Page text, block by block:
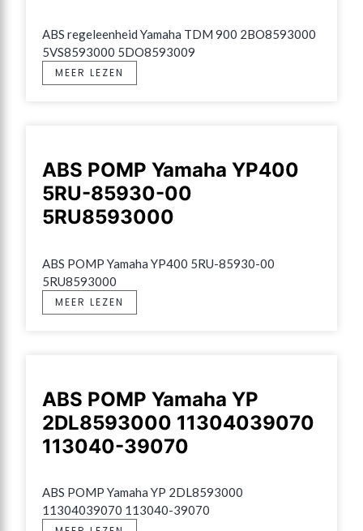
ABS regeleenheid Yamaha TDM 900 2BO8593000
5VS8593000 5DO8593009
MEER LEZEN
ABS POMP Yamaha YP400
5RU-85930-00
5RU8593000
ABS POMP Yamaha YP400 5RU-85930-00
5RU8593000
MEER LEZEN
ABS POMP Yamaha YP
2DL8593000 11304039070
113040-39070
ABS POMP Yamaha YP 2DL8593000
11304039070 113040-39070